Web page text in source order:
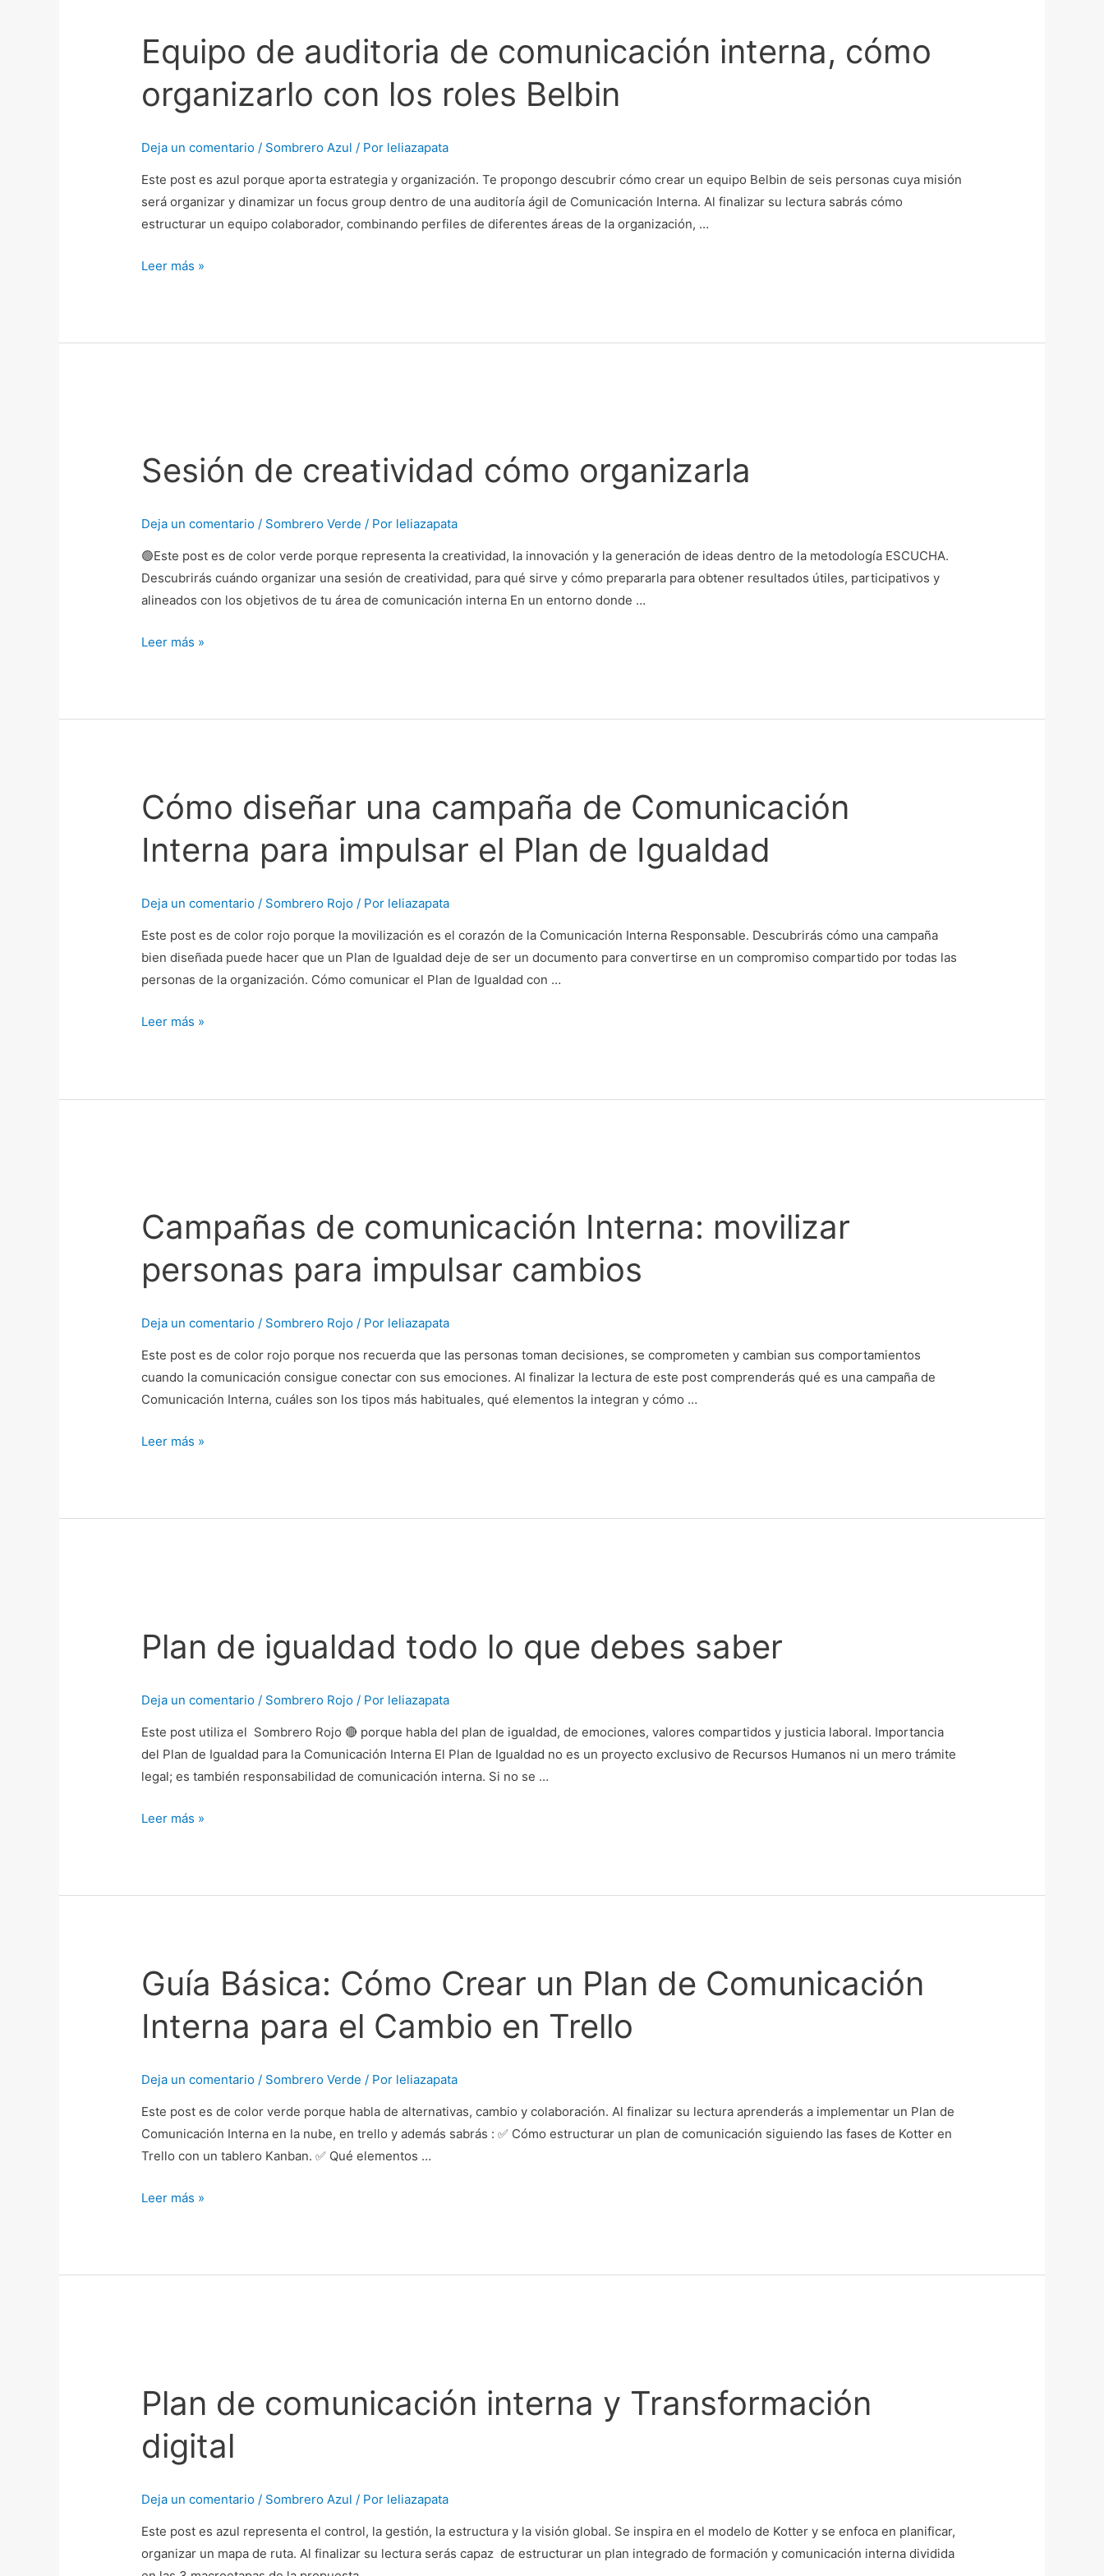
Equipo de auditoria de comunicación interna, cómo
organizarlo con los roles Belbin
Deja un comentario / Sombrero Azul / Por leliazapata
Este post es azul porque aporta estrategia y organización. Te propongo descubrir cómo crear un equipo Belbin de seis personas cuya misión
será organizar y dinamizar un focus group dentro de una auditoría ágil de Comunicación Interna. Al finalizar su lectura sabrás cómo
estructurar un equipo colaborador, combinando perfiles de diferentes áreas de la organización, …
auditoria
de
comunicación
interna,
organizarlo
con
los
roles
Leer más »
Sesión de creatividad cómo organizarla
Deja un comentario / Sombrero Verde / Por leliazapata
🟢Este post es de color verde porque representa la creatividad, la innovación y la generación de ideas dentro de la metodología ESCUCHA.
Descubrirás cuándo organizar una sesión de creatividad, para qué sirve y cómo prepararla para obtener resultados útiles, participativos y
alineados con los objetivos de tu área de comunicación interna En un entorno donde …
creatividad
cómo
Leer más »
Cómo diseñar una campaña de Comunicación
Interna para impulsar el Plan de Igualdad
Deja un comentario / Sombrero Rojo / Por leliazapata
Este post es de color rojo porque la movilización es el corazón de la Comunicación Interna Responsable. Descubrirás cómo una campaña
bien diseñada puede hacer que un Plan de Igualdad deje de ser un documento para convertirse en un compromiso compartido por todas las
personas de la organización. Cómo comunicar el Plan de Igualdad con …
Cómo
diseñar
una
campaña
Comunicación
Interna
para
impulsar
Plan
Leer más »
Campañas de comunicación Interna: movilizar
personas para impulsar cambios
Deja un comentario / Sombrero Rojo / Por leliazapata
Este post es de color rojo porque nos recuerda que las personas toman decisiones, se comprometen y cambian sus comportamientos
cuando la comunicación consigue conectar con sus emociones. Al finalizar la lectura de este post comprenderás qué es una campaña de
Comunicación Interna, cuáles son los tipos más habituales, qué elementos la integran y cómo …
comunicación
Interna:
movilizar
personas
impulsar
cambios
Leer más »
Plan de igualdad todo lo que debes saber
Deja un comentario / Sombrero Rojo / Por leliazapata
Este post utiliza el Sombrero Rojo 🔴 porque habla del plan de igualdad, de emociones, valores compartidos y justicia laboral. Importancia
del Plan de Igualdad para la Comunicación Interna El Plan de Igualdad no es un proyecto exclusivo de Recursos Humanos ni un mero trámite
legal; es también responsabilidad de comunicación interna. Si no se …
igualdad
todo
que
debes
saber
Leer más »
Guía Básica: Cómo Crear un Plan de Comunicación
Interna para el Cambio en Trello
Deja un comentario / Sombrero Verde / Por leliazapata
Este post es de color verde porque habla de alternativas, cambio y colaboración. Al finalizar su lectura aprenderás a implementar un Plan de
Comunicación Interna en la nube, en trello y además sabrás : ✅ Cómo estructurar un plan de comunicación siguiendo las fases de Kotter en
Trello con un tablero Kanban. ✅ Qué elementos …
Guía
Básica:
Cómo
Crear
Plan
de
Comunicación
Interna
el
Leer más »
Plan de comunicación interna y Transformación
digital
Deja un comentario / Sombrero Azul / Por leliazapata
Este post es azul representa el control, la gestión, la estructura y la visión global. Se inspira en el modelo de Kotter y se enfoca en planificar,
organizar un mapa de ruta. Al finalizar su lectura serás capaz de estructurar un plan integrado de formación y comunicación interna dividida
comunicación
interna
y
Transformación